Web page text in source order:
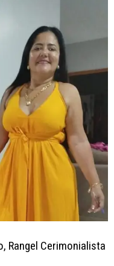
Rangel Cerimonialista